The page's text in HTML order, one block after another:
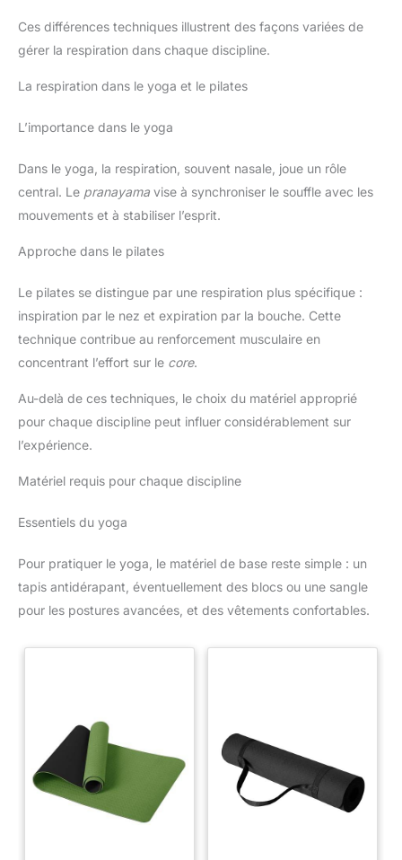
Ces différences techniques illustrent des façons variées de
gérer la respiration dans chaque discipline.
La respiration dans le yoga et le pilates
L’importance dans le yoga
Dans le yoga, la respiration, souvent nasale, joue un rôle
central. Le pranayama vise à synchroniser le souffle avec les
mouvements et à stabiliser l’esprit.
Approche dans le pilates
Le pilates se distingue par une respiration plus spécifique :
inspiration par le nez et expiration par la bouche. Cette
technique contribue au renforcement musculaire en
concentrant l’effort sur le core.
Au-delà de ces techniques, le choix du matériel approprié
pour chaque discipline peut influer considérablement sur
l’expérience.
Matériel requis pour chaque discipline
Essentiels du yoga
Pour pratiquer le yoga, le matériel de base reste simple : un
tapis antidérapant, éventuellement des blocs ou une sangle
pour les postures avancées, et des vêtements confortables.